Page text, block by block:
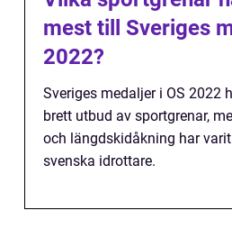
mest till Sveriges
2022?
Sveriges medaljer i OS 2022
brett utbud av sportgrenar,
och längdskidåkning har
svenska idrottare.